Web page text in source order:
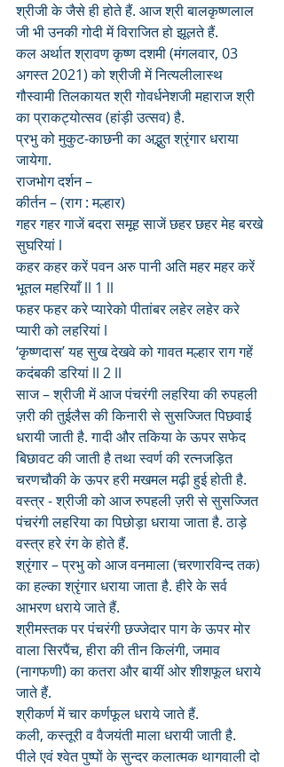
श्रीजी के जैसे ही होते हैं. आज श्री बालकृष्णलाल
जी भी उनकी गोदी में विराजित हो झूलते हैं.
कल अर्थात श्रावण कृष्ण दशमी (मंगलवार, 03
अगस्त 2021) को श्रीजी में नित्यलीलास्थ
गौस्वामी तिलकायत श्री गोवर्धनेशजी महाराज श्री
का प्राकट्योत्सव (हांड़ी उत्सव) है.
प्रभु को मुकुट-काछनी का अद्भुत श्रृंगार धराया
जायेगा.
राजभोग दर्शन –
कीर्तन – (राग : मल्हार)
गहर गहर गाजें बदरा समूह साजें छहर छहर मेह बरखे
सुघरियां l
कहर कहर करें पवन अरु पानी अति महर महर करें
भूतल महरियाँ ll 1 ll
फहर फहर करे प्यारेको पीतांबर लहेर लहेर करे
प्यारी को लहरियां l
‘कृष्णदास’ यह सुख देखवे को गावत मल्हार राग गहें
कदंबकी डरियां ll 2 ll
साज – श्रीजी में आज पंचरंगी लहरिया की रुपहली
ज़री की तुईलैस की किनारी से सुसज्जित पिछवाई
धरायी जाती है. गादी और तकिया के ऊपर सफेद
बिछावट की जाती है तथा स्वर्ण की रत्नजड़ित
चरणचौकी के ऊपर हरी मखमल मढ़ी हुई होती है.
वस्त्र - श्रीजी को आज रुपहली ज़री से सुसज्जित
पंचरंगी लहरिया का पिछोड़ा धराया जाता है. ठाड़े
वस्त्र हरे रंग के होते हैं.
श्रृंगार – प्रभु को आज वनमाला (चरणारविन्द तक)
का हल्का श्रृंगार धराया जाता है. हीरे के सर्व
आभरण धराये जाते हैं.
श्रीमस्तक पर पंचरंगी छज्जेदार पाग के ऊपर मोर
वाला सिरपैंच, हीरा की तीन किलंगी, जमाव
(नागफणी) का कतरा और बायीं ओर शीशफूल धराये
जाते हैं.
श्रीकर्ण में चार कर्णफूल धराये जाते हैं.
कली, कस्तूरी व वैजयंती माला धरायी जाती है.
पीले एवं श्वेत पुष्पों के सुन्दर कलात्मक थागवाली दो